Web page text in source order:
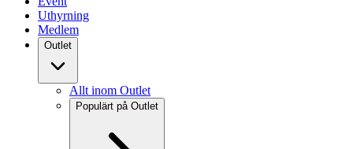
Uthyrning
Medlem
Outlet
Allt inom Outlet
Populärt på Outlet